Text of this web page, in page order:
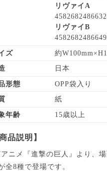
リヴァイA
4582682486632
リヴァイB
4582682486649
ズ 約
日本
形態 OPP袋入り
紙
年齢 15歳以上
商品説明】
ニメ『進撃の巨人』より、
全8種で登場です。